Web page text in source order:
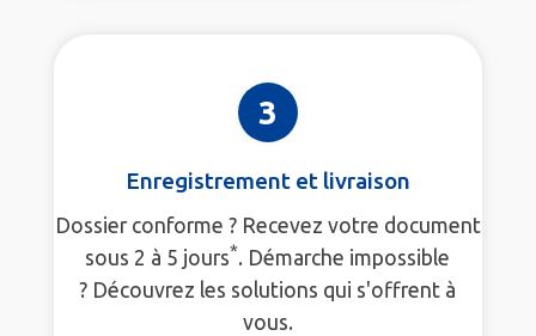
3
Enregistrement et livraison
Dossier conforme ? Recevez votre document
sous 2 à 5 jours*. Démarche impossible
? Découvrez les solutions qui s'offrent à
vous.